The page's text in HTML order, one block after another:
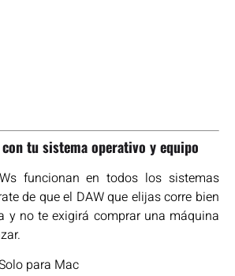
tu sistema operativo y equipo
funcionan en todos los sistemas
de que el DAW que elijas corre bien
y no te exigirá comprar una máquina
para Mac